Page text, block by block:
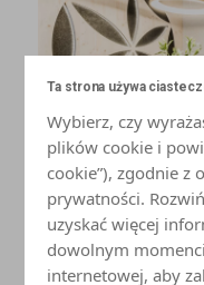
Ta strona używa
Wybierz, czy
plików cookie i
cookie”), zgodnie z
prywatności.
uzyskać więcej
dowolnym
internetowej, aby